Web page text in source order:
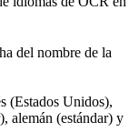
del nombre de la
(Estados Unidos),
alemán (estándar) y